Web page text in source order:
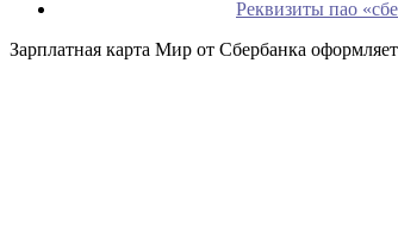
Реквизиты пао
Зарплатная карта Мир от Сбербанка